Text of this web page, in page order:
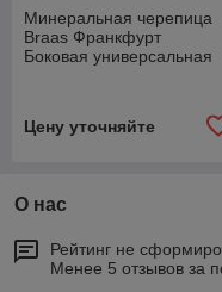
Минеральная черепица
Braas Франкфурт
Боковая универсальная
Цену уточняйте
О нас
Рейтинг не
Менее 5 отзывов за